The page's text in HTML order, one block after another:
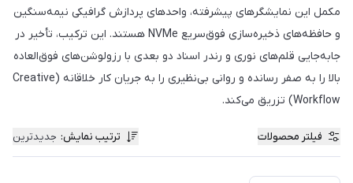
مکمل این نمایشگرهای پیشرفته، واحدهای پردازش گرافیکی نیمه‌سنگین
و حافظه‌های ذخیره‌سازی فوق‌سریع NVMe هستند. این ترکیب، تأخیر در
جابه‌جایی قلم‌های نوری و رندر اسناد دو بعدی با رزولوشن‌های فوق‌العاده
بالا را به صفر رسانده و روانی بی‌نظیری را به جریان کار خلاقانه (Creative
Workflow) تزریق می‌کند.
فیلتر محصولات ترتیب نمایش: جدیدترین